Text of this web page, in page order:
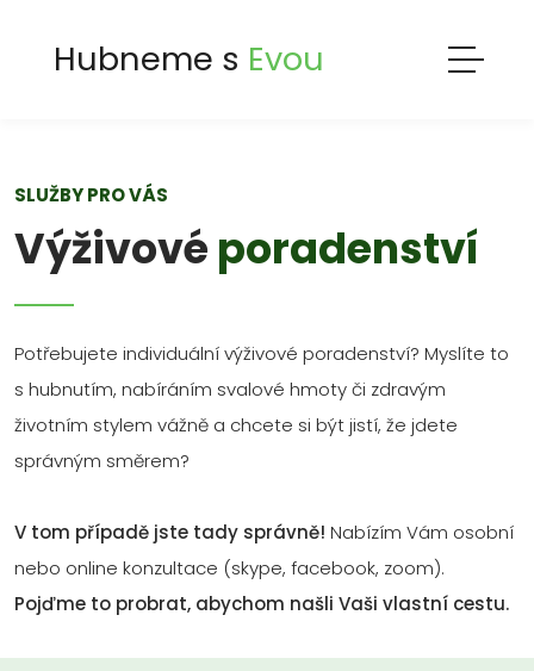
Hubneme s Evou
SLUŽBY PRO VÁS
Výživové poradenství
Potřebujete individuální výživové poradenství? Myslíte to
s hubnutím, nabíráním svalové hmoty či zdravým
životním stylem vážně a chcete si být jistí, že jdete
správným směrem?
V tom případě jste tady správně! Nabízím Vám osobní
nebo online konzultace (skype, facebook, zoom).
Pojďme to probrat, abychom našli Vaši vlastní cestu.